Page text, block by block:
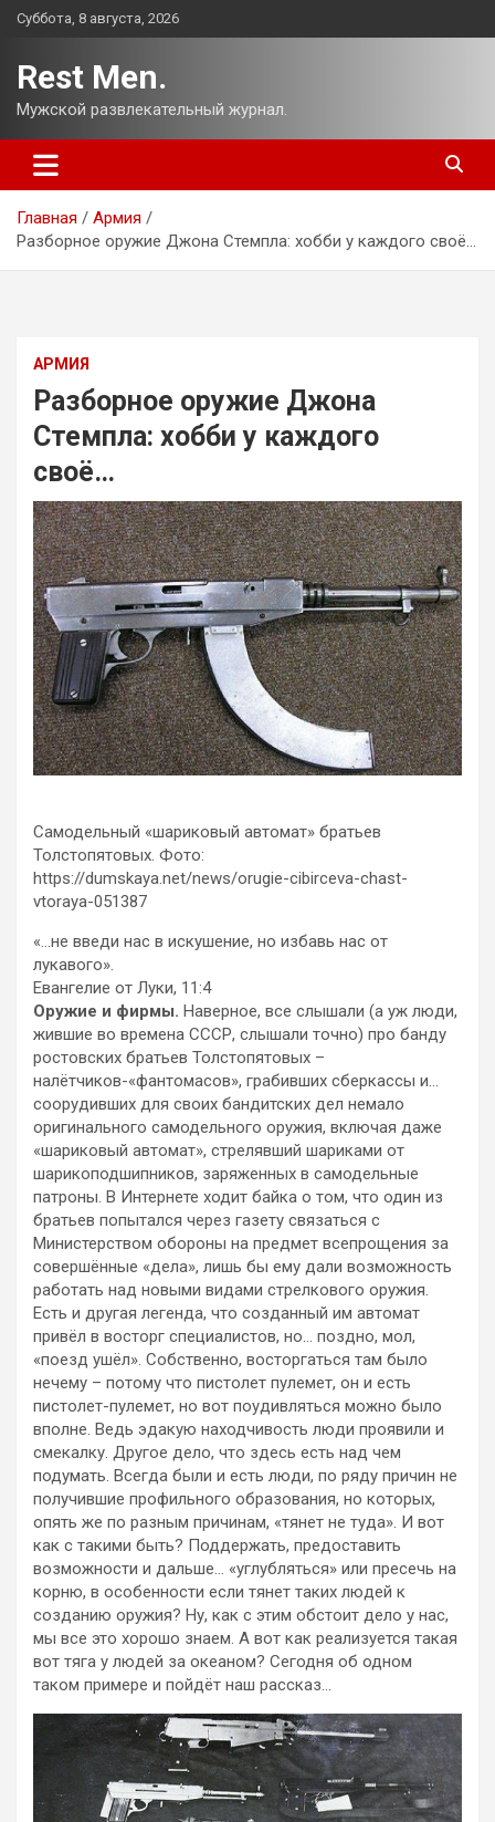
Перейти
Суббота, 8 августа, 2026
Rest Men.
Мужской развлекательный журнал.
Главная
Армия
Разборное оружие Джона Стемпла: хобби у каждого своё…
АРМИЯ
Разборное оружие Джона
Стемпла: хобби у каждого
своё…
Самодельный «шариковый автомат» братьев
Толстопятовых. Фото:
https://dumskaya.net/news/orugie-cibirceva-chast-
vtoraya-051387
«…не введи нас в искушение, но избавь нас от
лукавого».
Евангелие от Луки, 11:4
Оружие и фирмы. Наверное, все слышали (а уж люди,
жившие во времена СССР, слышали точно) про банду
ростовских братьев Толстопятовых –
налётчиков-«фантомасов», грабивших сберкассы и…
соорудивших для своих бандитских дел немало
оригинального самодельного оружия, включая даже
«шариковый автомат», стрелявший шариками от
шарикоподшипников, заряженных в самодельные
патроны. В Интернете ходит байка о том, что один из
братьев попытался через газету связаться с
Министерством обороны на предмет всепрощения за
совершённые «дела», лишь бы ему дали возможность
работать над новыми видами стрелкового оружия.
Есть и другая легенда, что созданный им автомат
привёл в восторг специалистов, но… поздно, мол,
«поезд ушёл». Собственно, восторгаться там было
нечему – потому что пистолет пулемет, он и есть
пистолет-пулемет, но вот поудивляться можно было
вполне. Ведь эдакую находчивость люди проявили и
смекалку. Другое дело, что здесь есть над чем
подумать. Всегда были и есть люди, по ряду причин не
получившие профильного образования, но которых,
опять же по разным причинам, «тянет не туда». И вот
как с такими быть? Поддержать, предоставить
возможности и дальше… «углубляться» или пресечь на
корню, в особенности если тянет таких людей к
созданию оружия? Ну, как с этим обстоит дело у нас,
мы все это хорошо знаем. А вот как реализуется такая
вот тяга у людей за океаном? Сегодня об одном
таком примере и пойдёт наш рассказ…